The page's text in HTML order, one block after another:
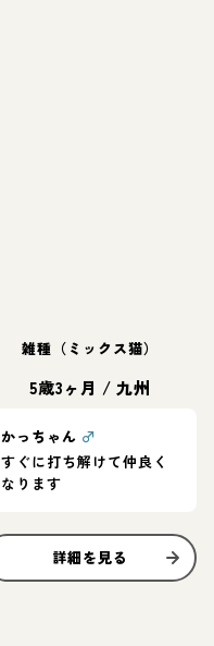
雑種（ミックス猫）
5歳3ヶ月 /九州
かっちゃん ♂
すぐに打ち解けて仲良く
なります
詳細を見る